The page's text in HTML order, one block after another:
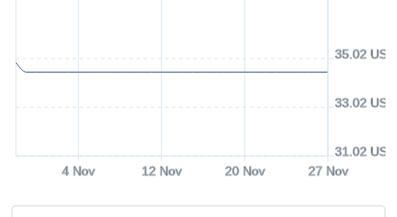
4 Nov 12 Nov 20 Nov 27 Nov
31.02 USD
33.02 USD
35.02 USD